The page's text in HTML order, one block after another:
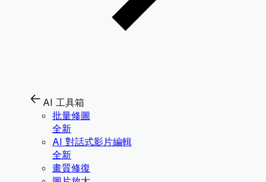
AI 工具箱
批量修圖
全新
AI 對話式影片編輯
全新
畫質修復